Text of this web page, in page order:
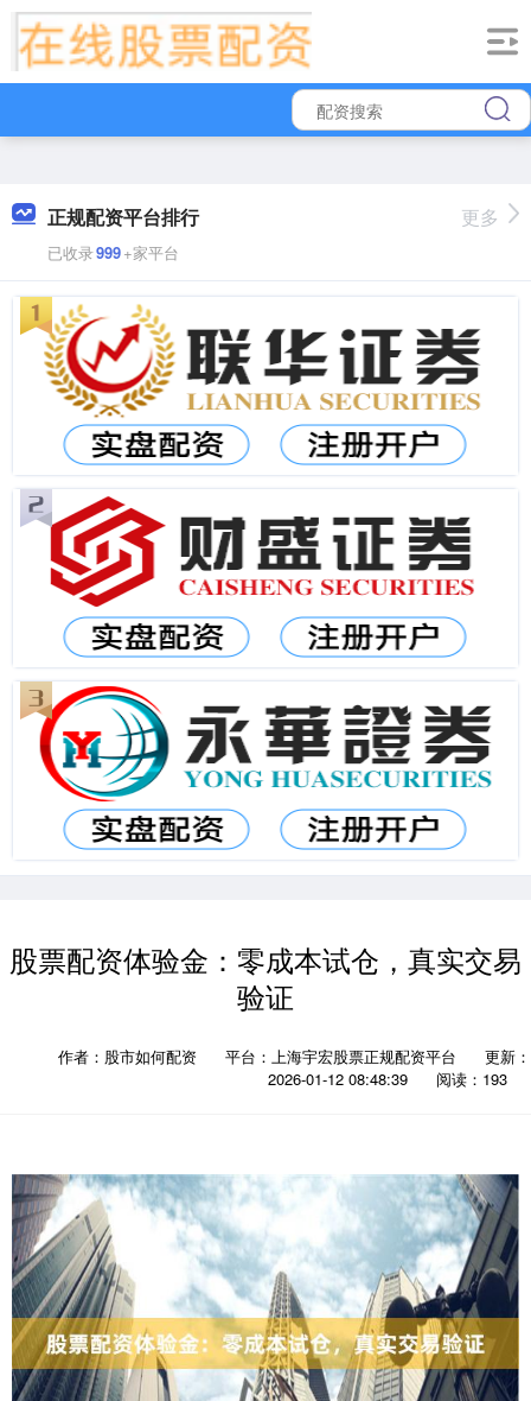
正规配资平台排行
已收录999+家平台
更多
股票配资体验金：零成本试仓，真实交易
验证
作者：股市如何配资 平台：上海宇宏股票正规配资平台
更新：
2026-01-12 08:48:39
阅读：193